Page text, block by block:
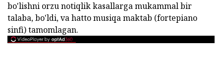
bo'lishni orzu notiqlik kasallarga mukammal bir
talaba, bo'ldi, va hatto musiqa maktab (fortepiano
sinfi) tamomlagan.